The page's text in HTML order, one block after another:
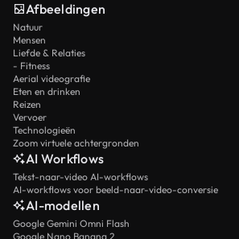
Afbeeldingen
Natuur
Mensen
Liefde & Relaties
- Fitness
Aerial videografie
Eten en drinken
Reizen
Vervoer
Technologieën
Zoom virtuele achtergronden
AI Workflows
Tekst-naar-video AI-workflows
AI-workflows voor beeld-naar-video-conversie
AI-modellen
Google Gemini Omni Flash
Google Nano Banana 2